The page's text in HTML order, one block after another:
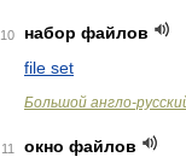
10
набор файлов
file set
Большой англо-
11
окно файлов